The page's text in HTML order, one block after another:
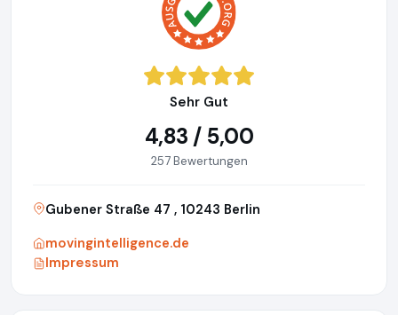
Sehr Gut
4,83 / 5,00
257 Bewertungen
Gubener Straße 47 , 10243 Berlin
movingintelligence.de
Impressum